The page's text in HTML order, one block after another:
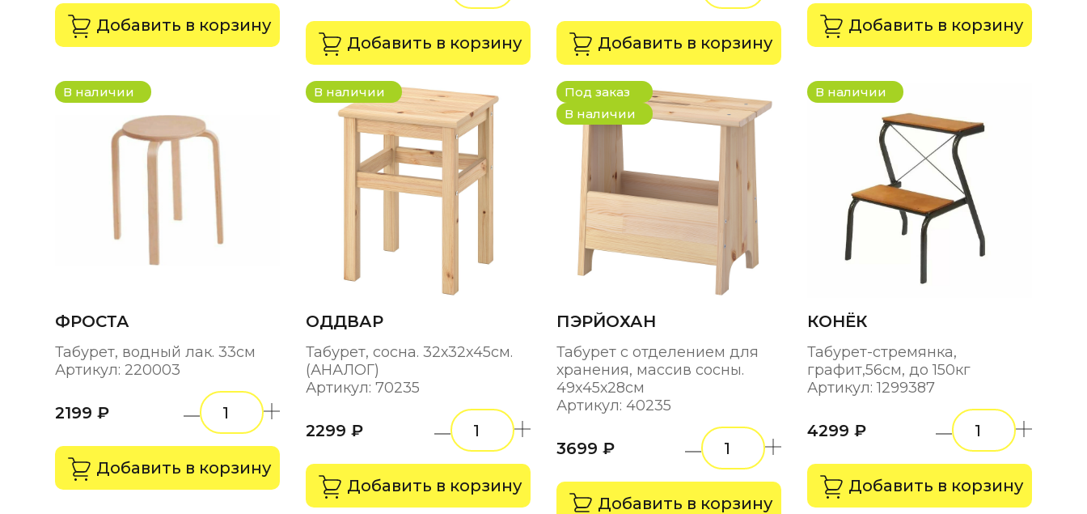
Добавить в корзину
Добавить в корзину Добавить в корзину
Добавить в корзину
В наличии
ФРОСТА
Табурет, водный лак. 33см
Артикул: 220003
2199 ₽
Добавить в корзину
В наличии
ОДДВАР
Табурет, сосна. 32х32х45см.
(АНАЛОГ)
Артикул: 70235
2299 ₽
Добавить в корзину
Под заказ
В наличии
ПЭРЙОХАН
Табурет с отделением для
хранения, массив сосны.
49х45х28см
Артикул: 40235
3699 ₽
Добавить в корзину
В наличии
КОНЁК
Табурет-стремянка,
графит,56см, до 150кг
Артикул: 1299387
4299 ₽
Добавить в корзину